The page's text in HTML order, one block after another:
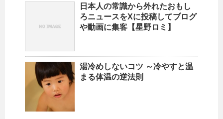
日本人の常識から外れたおもし
ろニュースをXに投稿してブログ
や動画に集客【星野ロミ】
湯冷めしないコツ ～冷やすと温
まる体温の逆法則